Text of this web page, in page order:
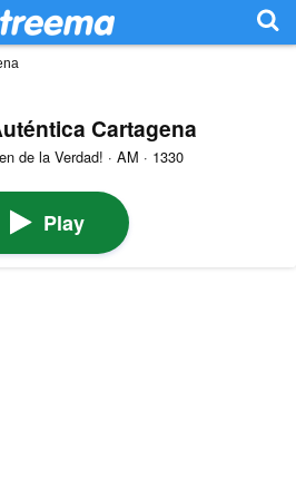
Cartagena
de la Verdad! · AM · 1330
Play